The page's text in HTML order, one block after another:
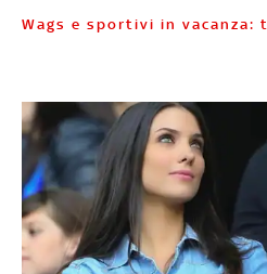
Wags e sportivi in vacanza: